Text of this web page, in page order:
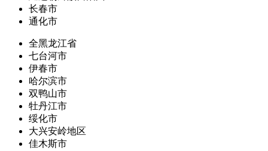
长春市
通化市
全黑龙江省
七台河市
伊春市
哈尔滨市
双鸭山市
牡丹江市
绥化市
大兴安岭地区
佳木斯市